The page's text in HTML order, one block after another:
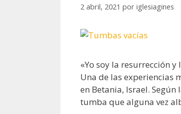
2 abril, 2021 por iglesiagines
«Yo soy la resurrección
Una de las experiencias
en Betania, Israel.
tumba que alguna vez